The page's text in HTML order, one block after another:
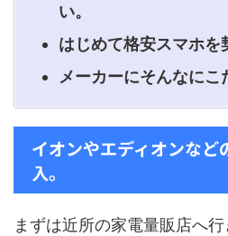
い。
はじめて格安スマホを
メーカーにそんなにこ
イオンやエディオンなど
入。
まずは近所の家電量販店へ行